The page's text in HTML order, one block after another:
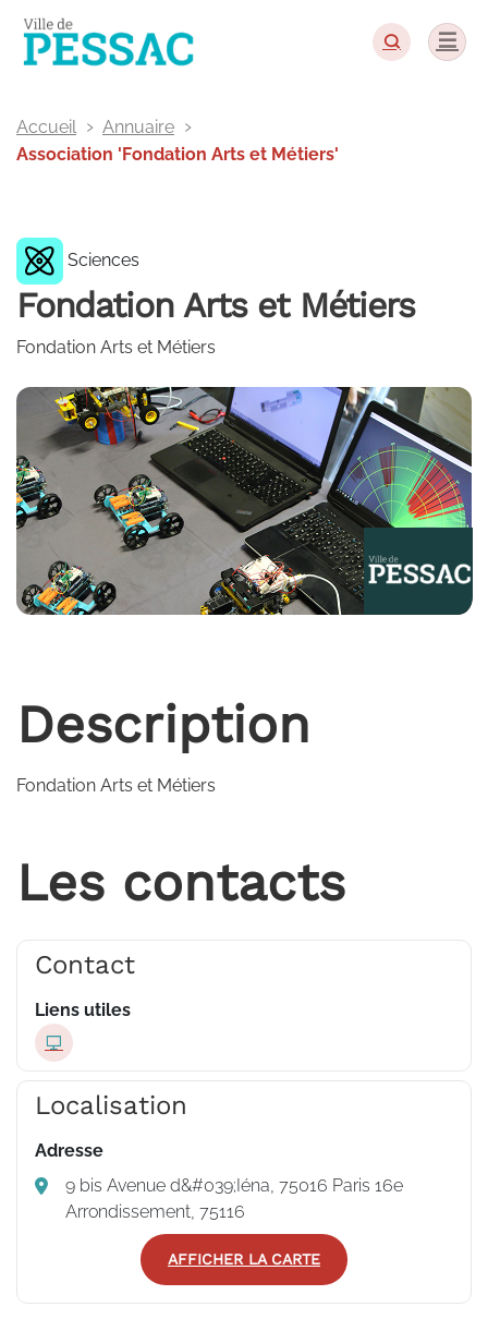
Accueil
Annuaire
Association 'Fondation Arts et Métiers'
Sciences
Fondation Arts et Métiers
Fondation Arts et Métiers
Description
Fondation Arts et Métiers
Les contacts
Contact
Liens utiles
Localisation
Adresse
9 bis Avenue d&#039;Iéna, 75016 Paris 16e
Arrondissement, 75116
AFFICHER LA CARTE
Panneau de gestion des cookies